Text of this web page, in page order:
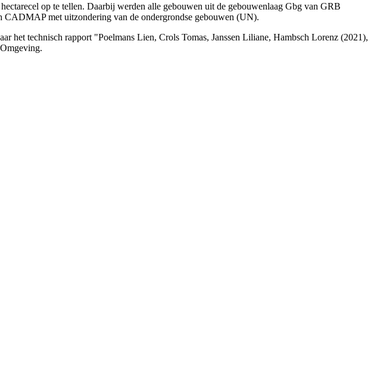
op te tellen. Daarbij werden alle gebouwen uit de gebouwenlaag Gbg van GRB
CADMAP met uitzondering van de ondergrondse gebouwen (UN).
het technisch rapport "Poelmans Lien, Crols Tomas, Janssen Liliane, Hambsch Lorenz (2021),